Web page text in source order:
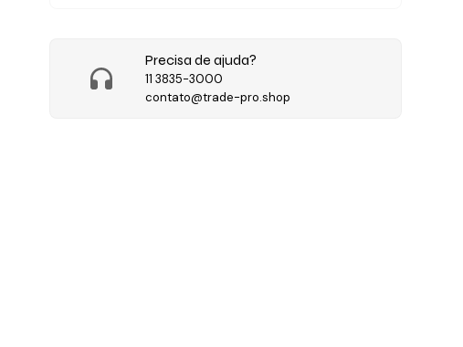
Precisa de ajuda?
11 3835-3000
contato@trade-pro.shop